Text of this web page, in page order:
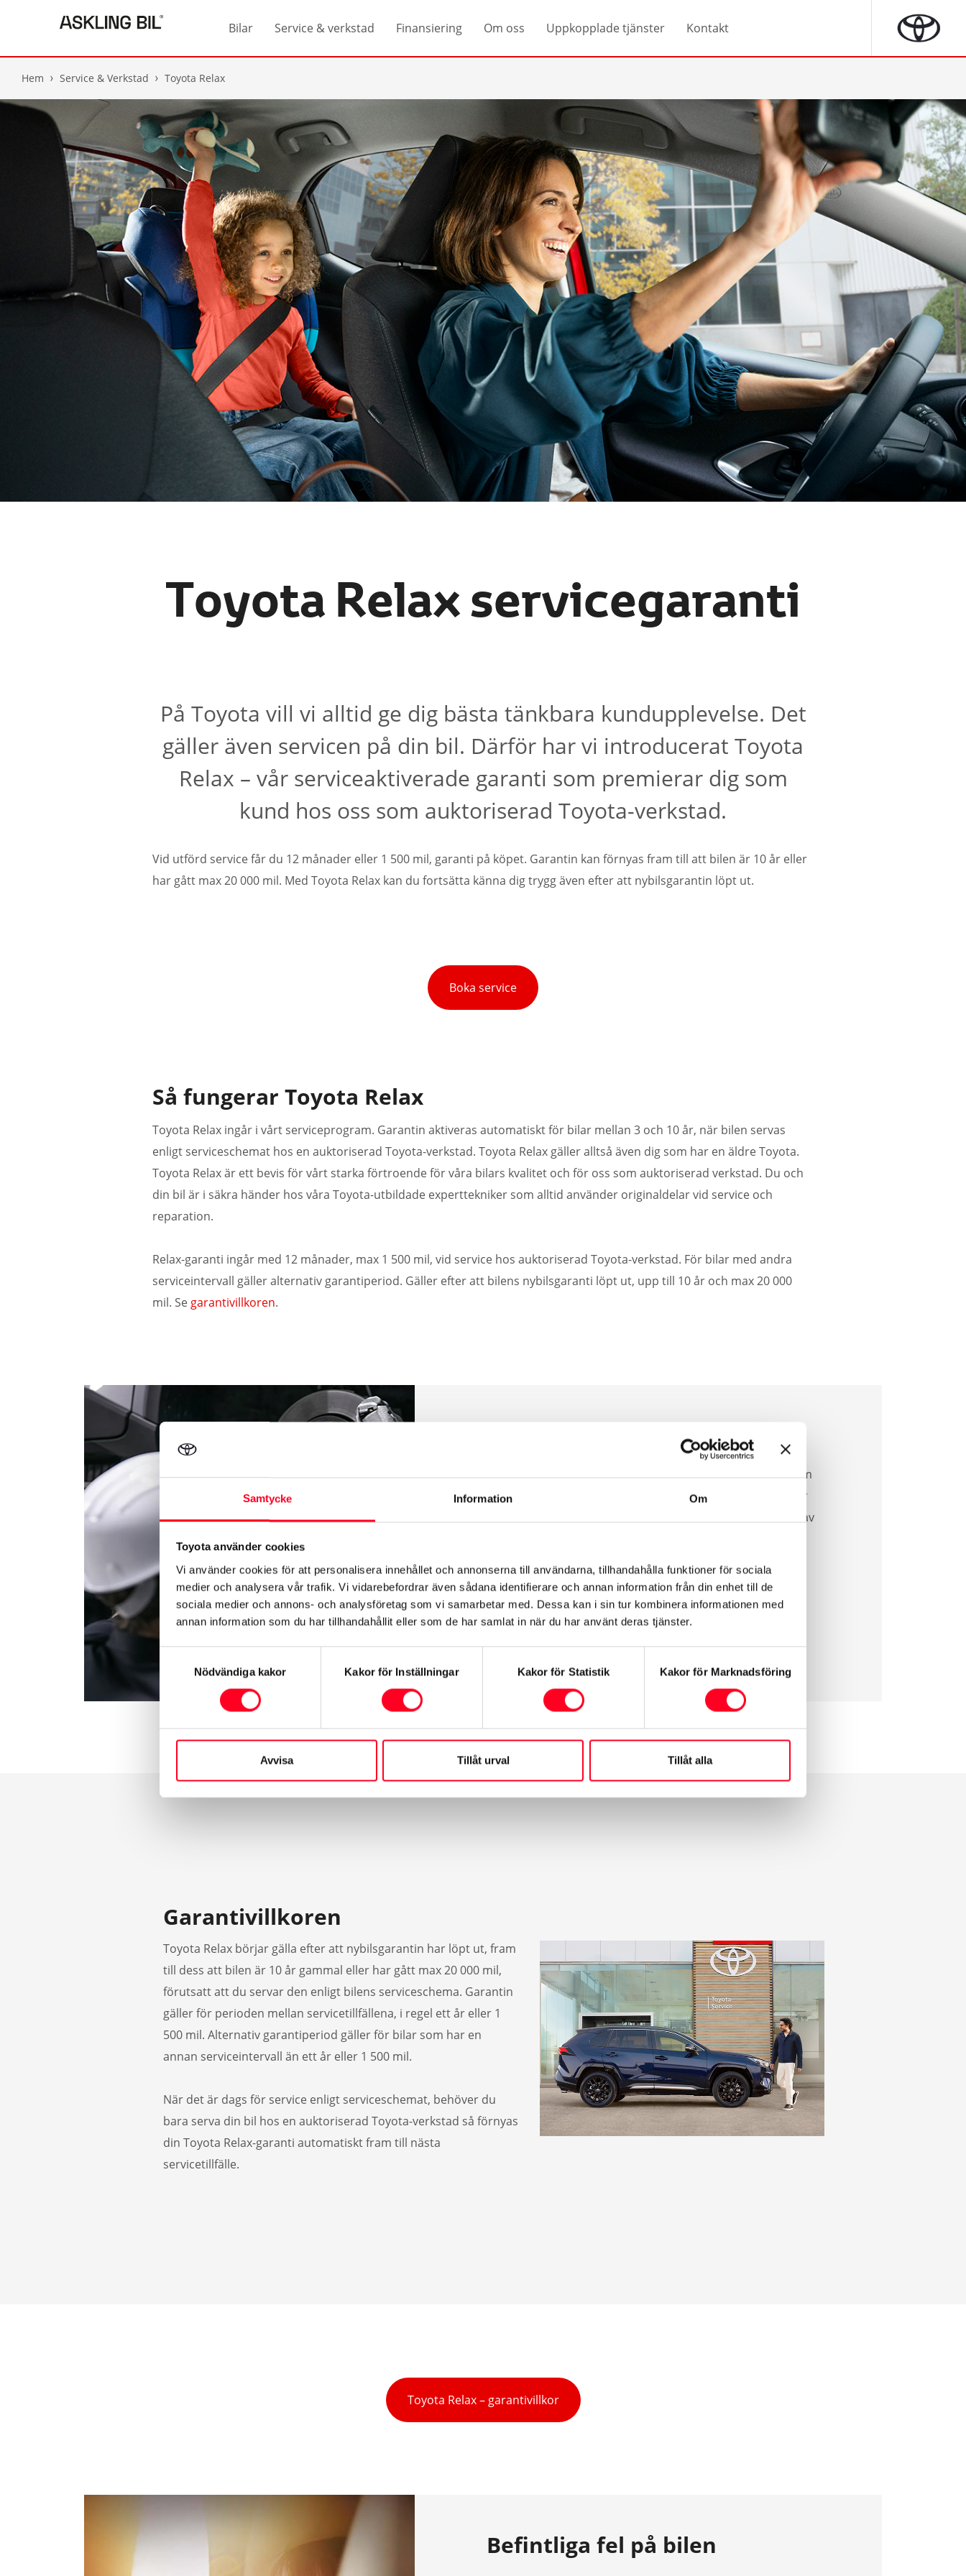
Samtycke Information Om
Toyota använder cookies
Vi använder cookies för att personalisera innehållet och annonserna till användarna, tillhandahålla funktioner för sociala
medier och analysera vår trafik. Vi vidarebefordrar även sådana identifierare och annan information från din enhet till de
sociala medier och annons- och analysföretag som vi samarbetar med. Dessa kan i sin tur kombinera informationen med
annan information som du har tillhandahållit eller som de har samlat in när du har använt deras tjänster.
Nödvändiga kakor
Kakor för Inställningar Kakor för Statistik Kakor för Marknadsföring
Avvisa Tillåt urval Tillåt alla
Bilar Service & verkstad Finansiering Om oss Uppkopplade tjänster Kontakt
Hem Service & Verkstad Toyota Relax
Toyota Relax servicegaranti
På Toyota vill vi alltid ge dig bästa tänkbara kundupplevelse. Det
gäller även servicen på din bil. Därför har vi introducerat Toyota
Relax – vår serviceaktiverade garanti som premierar dig som
kund hos oss som auktoriserad Toyota-verkstad.
Vid utförd service får du 12 månader eller 1 500 mil, garanti på köpet. Garantin kan förnyas fram till att bilen är 10 år eller
har gått max 20 000 mil. Med Toyota Relax kan du fortsätta känna dig trygg även efter att nybilsgarantin löpt ut.
Boka service
Så fungerar Toyota Relax
Toyota Relax ingår i vårt serviceprogram. Garantin aktiveras automatiskt för bilar mellan 3 och 10 år, när bilen servas
enligt serviceschemat hos en auktoriserad Toyota-verkstad. Toyota Relax gäller alltså även dig som har en äldre Toyota.
Toyota Relax är ett bevis för vårt starka förtroende för våra bilars kvalitet och för oss som auktoriserad verkstad. Du och
din bil är i säkra händer hos våra Toyota-utbildade experttekniker som alltid använder originaldelar vid service och
reparation.
Relax-garanti ingår med 12 månader, max 1 500 mil, vid service hos auktoriserad Toyota-verkstad. För bilar med andra
serviceintervall gäller alternativ garantiperiod. Gäller efter att bilens nybilsgaranti löpt ut, upp till 10 år och max 20 000
mil. Se garantivillkoren.
Vad ingår i Toyota Relax?
Toyota Relax är ett separat och omfattande garantiprogram
som täcker kostnaden för byte av stort antal komponenter
Toyota Relax är inte en förlängning av
Boka service »
Garantivillkoren
Toyota Relax börjar gälla efter att nybilsgarantin har löpt ut, fram
till dess att bilen är 10 år gammal eller har gått max 20 000 mil,
förutsatt att du servar den enligt bilens serviceschema. Garantin
gäller för perioden mellan servicetillfällena, i regel ett år eller 1
500 mil. Alternativ garantiperiod gäller för bilar som har en
annan serviceintervall än ett år eller 1 500 mil.
När det är dags för service enligt serviceschemat, behöver du
bara serva din bil hos en auktoriserad Toyota-verkstad så förnyas
din Toyota Relax-garanti automatiskt fram till nästa
servicetillfälle.
Toyota Relax – garantivillkor
Befintliga fel på bilen